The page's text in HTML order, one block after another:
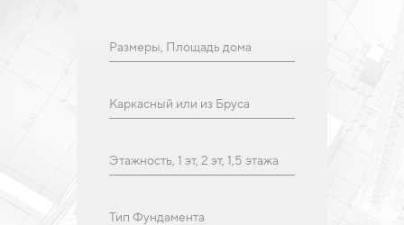
Размеры, Площадь дома
Каркасный или из Бруса
Этажность, 1 эт, 2 эт, 1,5 этажа
Тип Фундамента